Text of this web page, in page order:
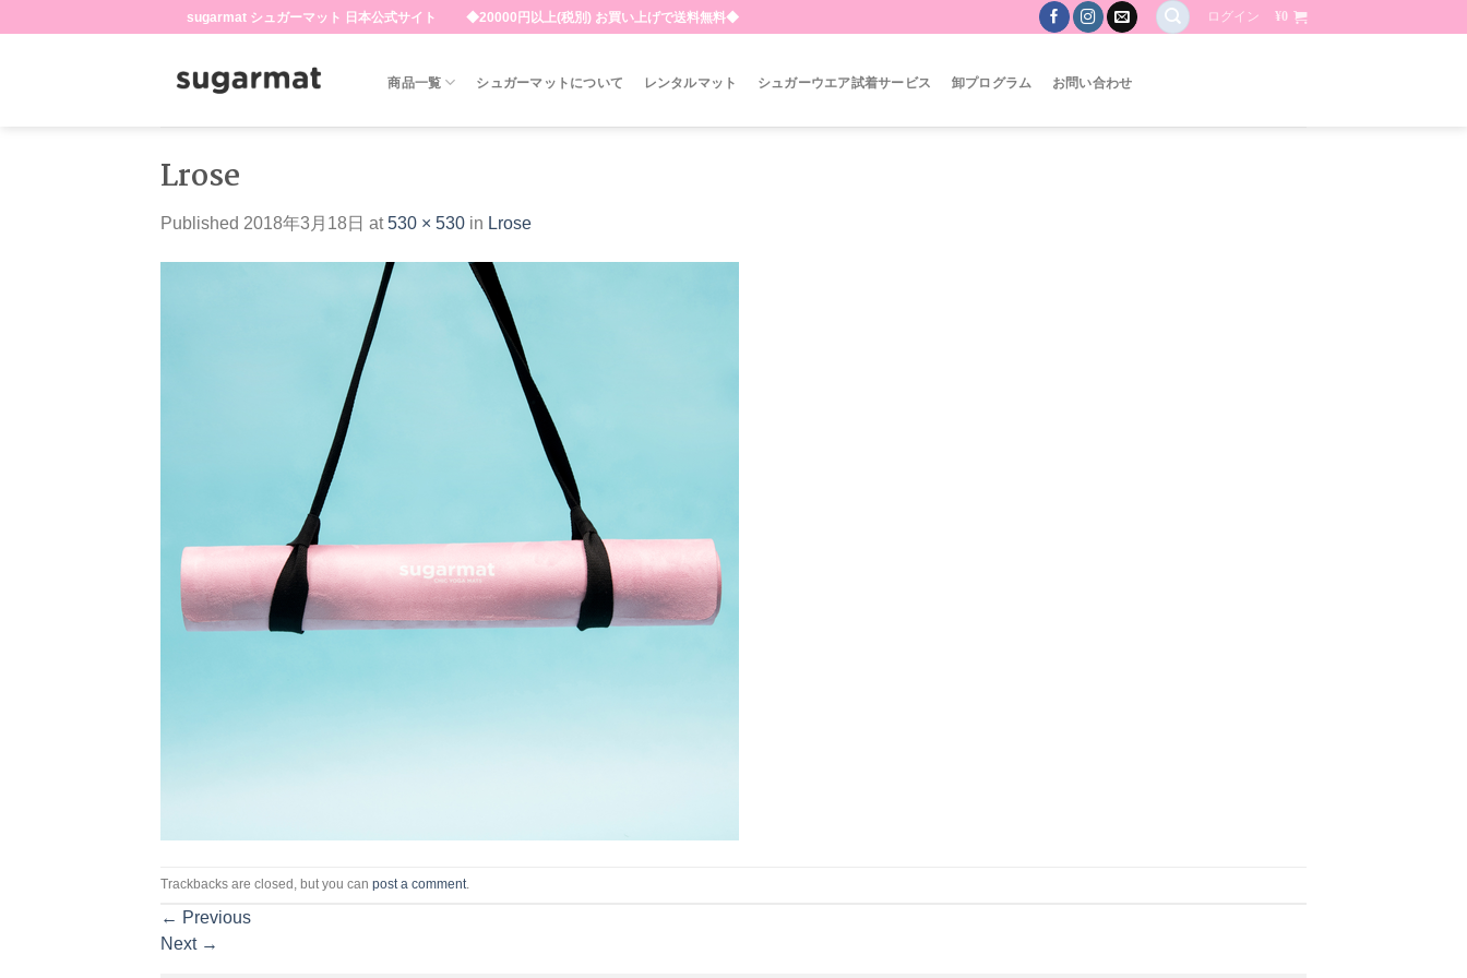
to
sugarmat シュガーマット 日本公式サイト ◆20000円以上(税別) お買い上げで送料無料◆ ログイン ¥0
商品一覧 シュガーマットについて レンタルマット シュガーウエア試着サービス 卸プログラム お問い合わせ
Lrose
Published 2018年3月18日 at530 × 530 in Lrose
Trackbacks are closed, but you can post a comment.
← Previous
Next →